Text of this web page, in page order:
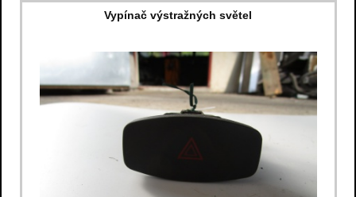
Vypínač výstražných světel